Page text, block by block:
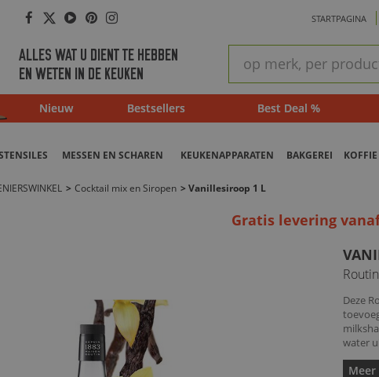
Facebook
Twitter
Youtube
Pinterest
Instagram STARTPAGINA
ALLES WAT U DIENT TE HEBBEN
EN WETEN IN DE KEUKEN
zoeken
Nieuw Bestsellers Best Deal %
MESSEN EN SCHAREN KEUKENAPPARATEN BAKGEREI
> Cocktail mix en Siropen > Vanillesiroop 1 L
Gratis levering
Deze
water